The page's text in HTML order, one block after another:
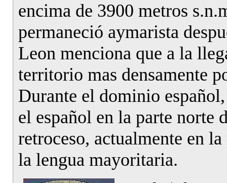
encima de 3900 metros
permaneció aymarista
Leon menciona que a la
territorio mas densamente
Durante el dominio
el español en la parte norte
retroceso, actualmente en
la lengua mayoritaria.